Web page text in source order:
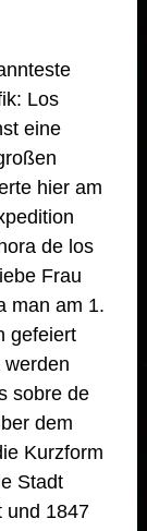
Los
eine
hier am
de los
Frau
man am 1.
gefeiert
werden
sobre de
dem
Kurzform
Stadt
und 1847